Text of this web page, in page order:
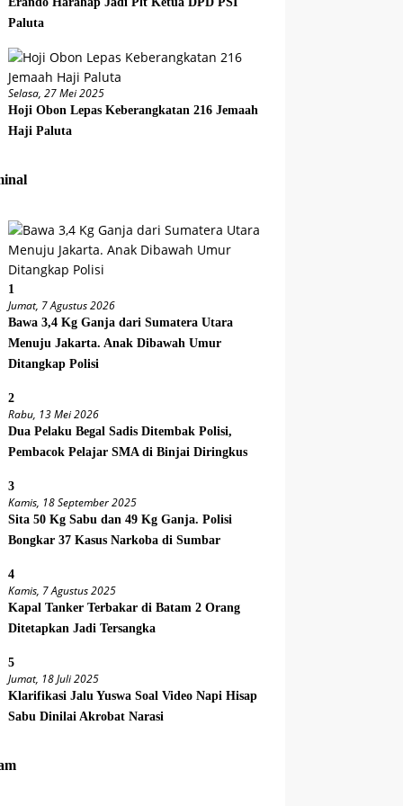
Paluta
Selasa, 27 Mei 2025
Hoji Obon Lepas Keberangkatan 216 Jemaah
Haji Paluta
1
Jumat, 7 Agustus 2026
Bawa 3,4 Kg Ganja dari Sumatera Utara
Menuju Jakarta. Anak Dibawah Umur
Ditangkap Polisi
2
Rabu, 13 Mei 2026
Dua Pelaku Begal Sadis Ditembak Polisi,
Pembacok Pelajar SMA di Binjai Diringkus
3
Kamis, 18 September 2025
Sita 50 Kg Sabu dan 49 Kg Ganja. Polisi
Bongkar 37 Kasus Narkoba di Sumbar
4
Kamis, 7 Agustus 2025
Kapal Tanker Terbakar di Batam 2 Orang
Ditetapkan Jadi Tersangka
5
Jumat, 18 Juli 2025
Klarifikasi Jalu Yuswa Soal Video Napi Hisap
Sabu Dinilai Akrobat Narasi